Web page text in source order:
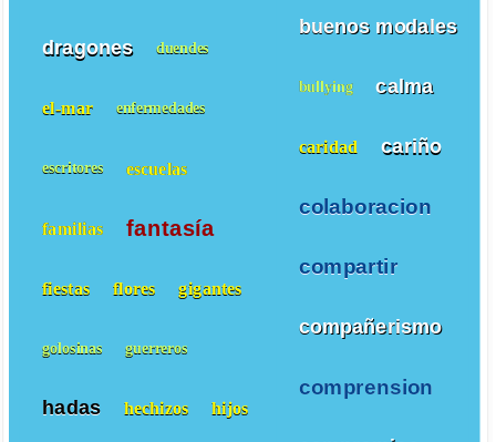
buenos modales
bullying calma
caridad cariño
colaboracion
compartir
compañerismo
comprension
dragones duendes
el-mar enfermedades
escritores escuelas
familias fantasía
fiestas flores gigantes
golosinas guerreros
hadas hechizos hijos